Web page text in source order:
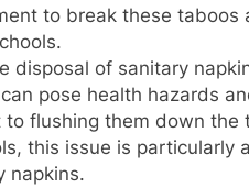
to break these taboos
disposal of sanitary
pose health hazards
flushing them down the
this issue is particularly
napkins.